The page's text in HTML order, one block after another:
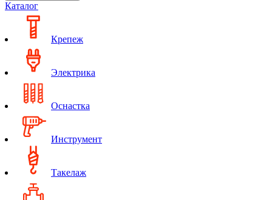
Каталог
Крепеж
Электрика
Оснастка
Инструмент
Такелаж